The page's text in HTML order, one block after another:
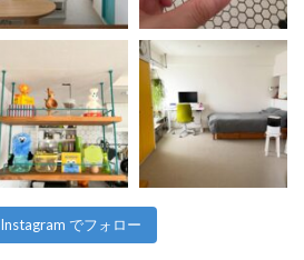
Instagram でフォロー